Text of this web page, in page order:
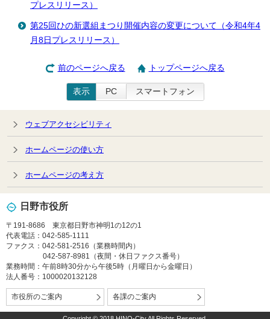
プレスリリース）
第25回ひの新選組まつり開催内容の変更について（令和4年4
月8日プレスリリース）
前のページへ戻る トップページへ戻る
表示 PC スマートフォン
ウェブアクセシビリティ
ホームページの使い方
ホームページの考え方
日野市役所
〒191-8686 東京都日野市神明1の12の1
代表電話：042-585-1111
ファクス：042-581-2516（業務時間内）
042-587-8981（夜間・休日ファクス番号）
業務時間：午前8時30分から午後5時（月曜日から金曜日）
法人番号：1000020132128
市役所のご案内 各課のご案内